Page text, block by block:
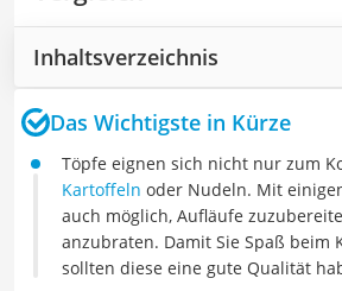
Inhaltsverzeichnis
Das Wichtigste in Kürze
Töpfe eignen sich nicht nur zum
Kartoffeln oder Nudeln. Mit
auch möglich, Aufläufe
anzubraten. Damit Sie Spaß beim
sollten diese eine gute Qualität